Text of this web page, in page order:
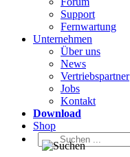
Support
Fernwartung
Unternehmen
Über uns
News
Vertriebspartner
Jobs
Kontakt
Download
Shop